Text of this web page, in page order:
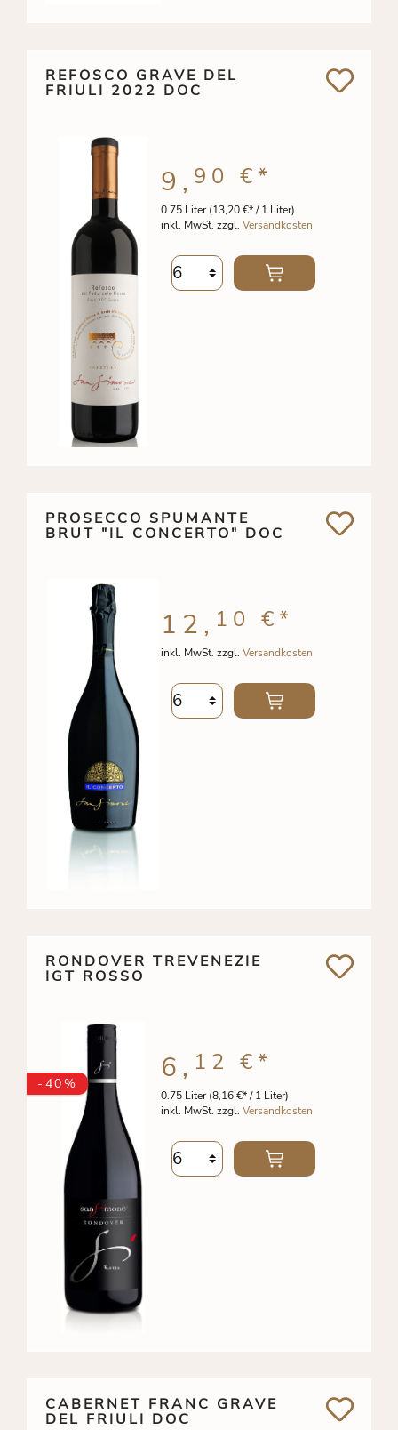
REFOSCO GRAVE DEL
FRIULI 2022 DOC
0.75 Liter(13,20 €* / 1 Liter)
inkl. MwSt. zzgl. Versandkosten
9, 90 €*
PROSECCO SPUMANTE
BRUT "IL CONCERTO" DOC
inkl. MwSt. zzgl. Versandkosten
12, 10 €*
RONDOVER TREVENEZIE
IGT ROSSO
-40%
0.75 Liter(8,16 €* / 1 Liter)
inkl. MwSt. zzgl. Versandkosten
6, 12 €*
CABERNET FRANC GRAVE
DEL FRIULI DOC